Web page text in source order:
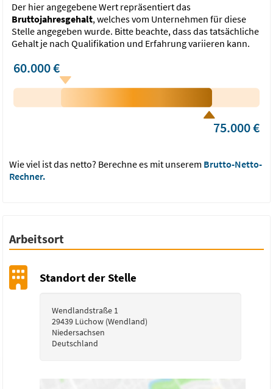
Der hier angegebene Wert repräsentiert das
Bruttojahresgehalt, welches vom Unternehmen für diese
Stelle angegeben wurde. Bitte beachte, dass das tatsächliche
Gehalt je nach Qualifikation und Erfahrung variieren kann.
60.000 €
75.000 €
Wie viel ist das netto? Berechne es mit unserem Brutto-Netto-
Rechner.
Arbeitsort
Standort der Stelle
Wendlandstraße 1
29439 Lüchow (Wendland)
Niedersachsen
Deutschland
Mitarbeiter Qualitätskontrolle (m/w/d)
Lebensmittel / Nahrungsergänzung
ZEINPHARMA-GERMANY GmbH
Nauheim, Kreis Groß-Gerau, Hessen
40.904,76 €/Jahr
Probenahme
Wareneingangskontrolle
Über jobvector
Datenschutz Impressum
über 150 x ausgezeichnet von